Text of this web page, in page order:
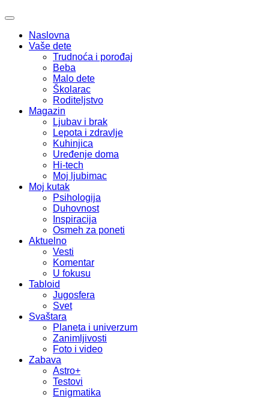
Naslovna
Vaše dete
Trudnoća i porođaj
Beba
Malo dete
Školarac
Roditeljstvo
Magazin
Ljubav i brak
Lepota i zdravlje
Kuhinjica
Uređenje doma
Hi-tech
Moj ljubimac
Moj kutak
Psihologija
Duhovnost
Inspiracija
Osmeh za poneti
Aktuelno
Vesti
Komentar
U fokusu
Tabloid
Jugosfera
Svet
Svaštara
Planeta i univerzum
Zanimljivosti
Foto i video
Zabava
Astro+
Testovi
Enigmatika